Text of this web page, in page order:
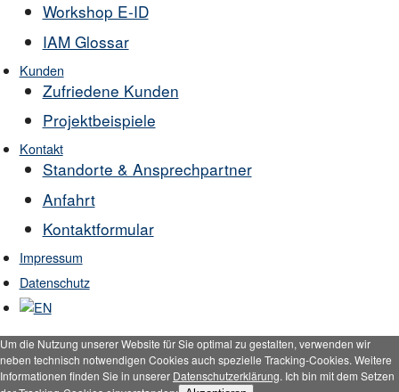
Workshop E-ID
IAM Glossar
Kunden
Zufriedene Kunden
Projektbeispiele
Kontakt
Standorte & Ansprechpartner
Anfahrt
Kontaktformular
Impressum
Datenschutz
Um die Nutzung unserer Website für Sie optimal zu gestalten, verwenden wir
neben technisch notwendigen Cookies auch spezielle Tracking-Cookies. Weitere
Informationen finden Sie in unserer Datenschutzerklärung. Ich bin mit dem Setzen